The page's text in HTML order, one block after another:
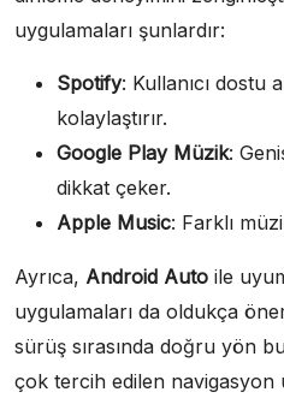
uygulamaları şunlardır:
Spotify: Kullanıcı dostu
kolaylaştırır.
Google Play Müzik:
dikkat çeker.
Apple Music: Farklı
Ayrıca, Android Auto ile
uygulamaları da oldukça
sürüş sırasında doğru yön
çok tercih edilen navigasyon